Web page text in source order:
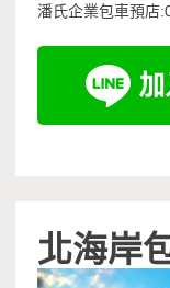
潘氏企業包車預店
北海岸